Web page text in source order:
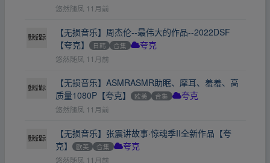
悠然随凤 11月前
【无损音乐】周杰伦--最伟大的作品--2022DSF
【夸克】
日韩 合集 夸克
悠然随凤 11月前
【无损音乐】ASMRASMR助眠、摩耳、羞羞、高
质量1080P【夸克】
欧美 合集 夸克
悠然随凤 11月前
【无损音乐】张震讲故事·惊魂季II全新作品【夸
克】
欧美 合集 夸克
悠然随凤 11月前